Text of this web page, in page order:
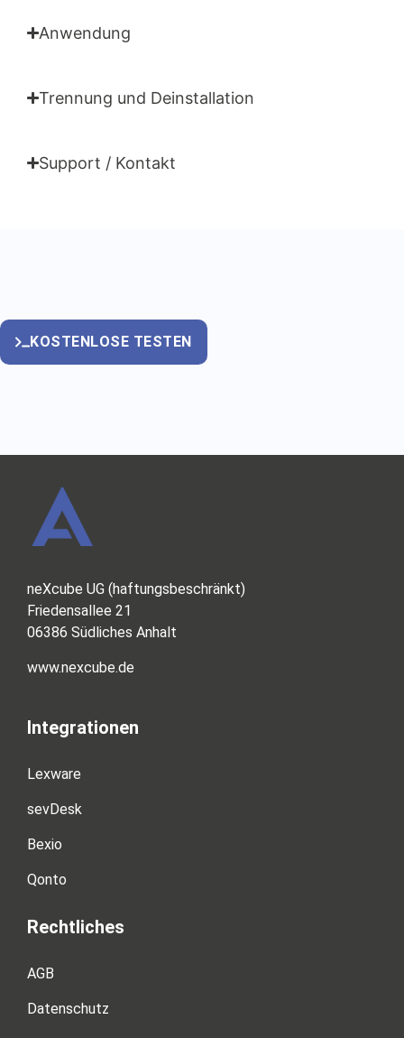
Anwendung
Trennung und Deinstallation
Support / Kontakt
KOSTENLOSE TESTEN
neXcube UG (haftungsbeschränkt)
Friedensallee 21
06386 Südliches Anhalt
www.nexcube.de
Integrationen
Lexware
sevDesk
Bexio
Qonto
Rechtliches
AGB
Datenschutz